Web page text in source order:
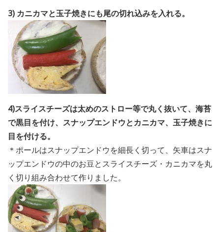
3) カニカマと玉子焼きにも尾の切れ込みを入れる。
4)スライスチーズは太めのストロー等で丸く抜いて、海苔
で黒目を付け、スナップエンドウとカニカマ、玉子焼きに
目を付ける。
＊ポールはスナップエンドウを細長く切って、矢車はスナ
ップエンドウの中のお豆とスライスチーズ・カニカマを丸
く切り組み合わせて作りました。